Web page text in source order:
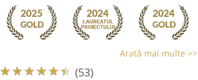
Arată mai multe >>
(53)